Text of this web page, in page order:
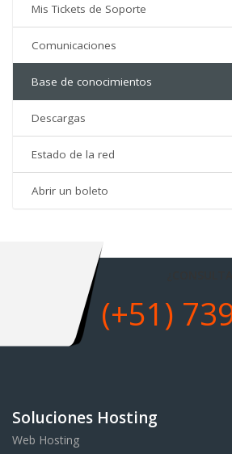
Mis Tickets de Soporte
Comunicaciones
Base de conocimientos
Descargas
Estado de la red
Abrir un boleto
(+51)
Soluciones Hosting
Web Hosting